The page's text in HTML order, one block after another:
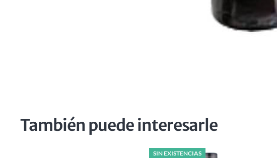
También puede interesarle
SIN EXISTENCIAS